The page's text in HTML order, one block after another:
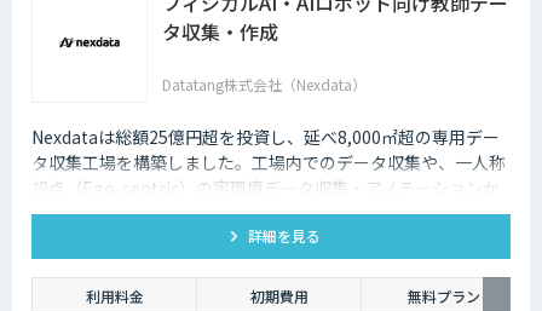
タ収集・作成
Datatang株式会社（Nexdata）
Nexdataは総額25億円超を投資し、延べ8,000㎡超の専用デー
タ収集工場を構築しました。工場内でのデータ収集や、一人称
視点（Ego-centric）の実環境データ収集・アノテーションか
ら、環境認識・意思決定・動作制御に対応した既製データセッ
トまで、フィジカルAI開発を加速させる包括的なデータソリュ
ーションを提供いたします。
詳細を見る
利用料金 初期費用 無料プラン